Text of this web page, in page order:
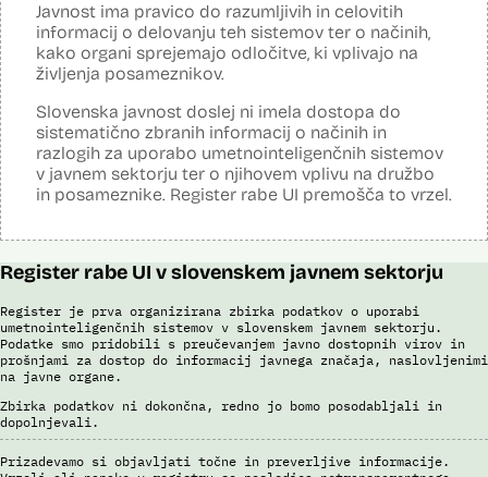
Javnost ima pravico do razumljivih in celovitih
informacij o delovanju teh sistemov ter o načinih,
kako organi sprejemajo odločitve, ki vplivajo na
življenja posameznikov.
Slovenska javnost doslej ni imela dostopa do
sistematično zbranih informacij o načinih in
razlogih za uporabo umetnointeligenčnih sistemov
v javnem sektorju ter o njihovem vplivu na družbo
in posameznike. Register rabe UI premošča to vrzel.
Register rabe UI v slovenskem javnem sektorju
Register je prva organizirana zbirka podatkov o uporabi
umetnointeligenčnih sistemov v slovenskem javnem sektorju.
Podatke smo pridobili s preučevanjem javno dostopnih virov in
prošnjami za dostop do informacij javnega značaja, naslovljenimi
na javne organe.
Zbirka podatkov ni dokončna, redno jo bomo posodabljali in
dopolnjevali.
Prizadevamo si objavljati točne in preverljive informacije.